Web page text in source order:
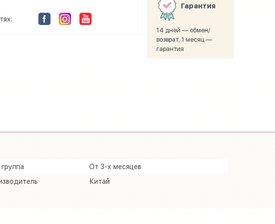
Гарантия
14 дней — обмен/
возврат, 1 месяц —
гарантия
От 3-х месяцев
Китай